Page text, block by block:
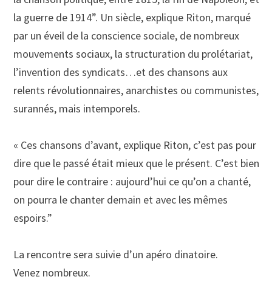
la guerre de 1914”. Un siècle, explique Riton, marqué
par un éveil de la conscience sociale, de nombreux
mouvements sociaux, la structuration du prolétariat,
l’invention des syndicats…et des chansons aux
relents révolutionnaires, anarchistes ou communistes,
surannés, mais intemporels.
« Ces chansons d’avant, explique Riton, c’est pas pour
dire que le passé était mieux que le présent. C’est bien
pour dire le contraire : aujourd’hui ce qu’on a chanté,
on pourra le chanter demain et avec les mêmes
espoirs.”
La rencontre sera suivie d’un apéro dinatoire.
Venez nombreux.